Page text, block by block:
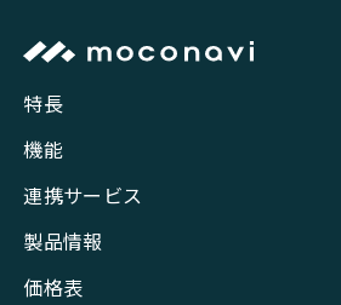
特長
機能
連携サービス
製品情報
価格表